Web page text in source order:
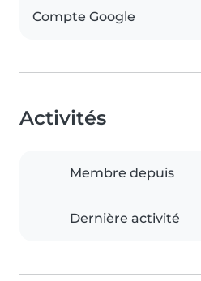
Compte Google
Activités
Membre depuis
Dernière activité